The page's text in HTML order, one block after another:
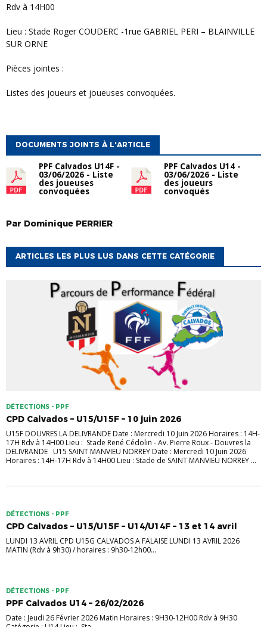
Rdv à 14H00
Lieu : Stade Roger COUDERC -1rue GABRIEL PERI – BLAINVILLE
SUR ORNE
Pièces jointes :
Listes des joueurs et joueuses convoquées.
DOCUMENTS JOINTS À L'ARTICLE
PPF Calvados U14F -
03/06/2026 - Liste
des joueuses
convoquées
PPF Calvados U14 -
03/06/2026 - Liste
des joueurs
convoqués
Par Dominique PERRIER
ARTICLES LES PLUS LUS DANS CETTE CATÉGORIE
DÉTECTIONS - PPF
CPD Calvados – U15/U15F – 10 juin 2026
U15F DOUVRES LA DELIVRANDE Date : Mercredi 10 Juin 2026 Horaires : 14H-
17H Rdv à 14H00 Lieu : Stade René Cédolin - Av. Pierre Roux - Douvres la
DELIVRANDE U15 SAINT MANVIEU NORREY Date : Mercredi 10 Juin 2026
Horaires : 14H-17H Rdv à 14H00 Lieu : Stade de SAINT MANVIEU NORREY ...
DÉTECTIONS - PPF
CPD Calvados – U15/U15F – U14/U14F – 13 et 14 avril
LUNDI 13 AVRIL CPD U15G CALVADOS A FALAISE LUNDI 13 AVRIL 2026
MATIN (Rdv à 9h30) / horaires : 9h30-12h00...
DÉTECTIONS - PPF
PPF Calvados U14 – 26/02/2026
Date : Jeudi 26 Février 2026 Matin Horaires : 9H30-12H00 Rdv à 9H30